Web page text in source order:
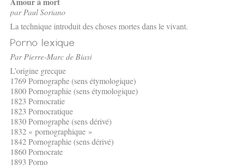
par Paul Soriano
La technique introduit des choses mortes dans le vivant.
Par Pierre-Marc de Biasi
L’origine grecque
1769 Pornographe (sens étymologique)
1800 Pornographie (sens étymologique)
1823 Pornocratie
1823 Pornocratique
1830 Pornographe (sens dérivé)
1832 « pornographique »
1842 Pornographie (sens dérivé)
1860 Pornocrate
1893 Porno